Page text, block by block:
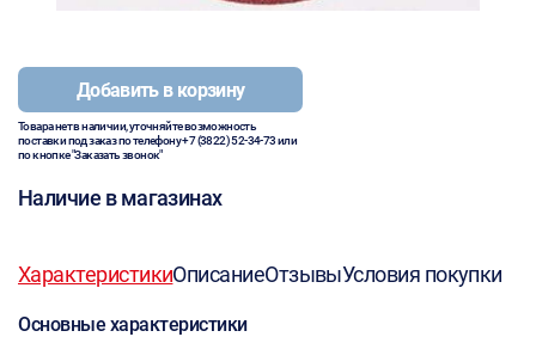
Добавить в корзину
Товара нет в наличии, уточняйте возможность
поставки под заказ по телефону+7 (3822) 52-34-73или
по кнопке "Заказать звонок"
Наличие в магазинах
ХарактеристикиОписаниеОтзывыУсловия покупки
Основные характеристики